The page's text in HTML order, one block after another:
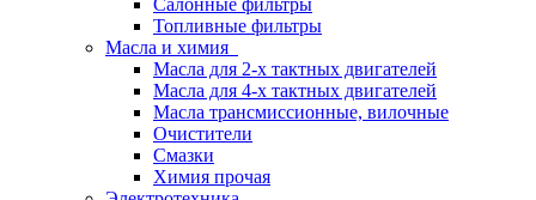
Салонные фильтры
Топливные фильтры
Масла и химия
Масла для 2-х тактных двигателей
Масла для 4-х тактных двигателей
Масла трансмиссионные, вилочные
Очистители
Смазки
Химия прочая